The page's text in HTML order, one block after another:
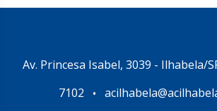
Av. Princesa Isabel, 3039 - Ilhabela/
7102
•